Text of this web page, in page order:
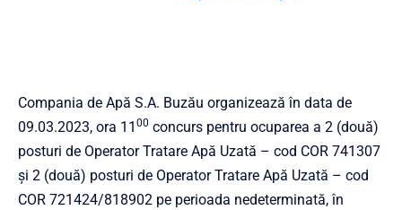
Compania de Apă S.A. Buzău organizează în data de
09.03.2023, ora 11 00 concurs pentru ocuparea a 2 (două)
posturi de Operator Tratare Apă Uzată – cod COR 741307
și 2 (două) posturi de Operator Tratare Apă Uzată – cod
COR 721424/818902 pe perioada nedeterminată, în